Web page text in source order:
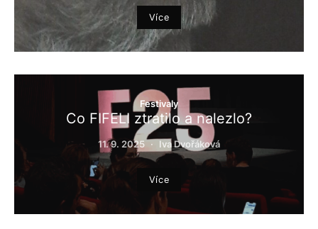
Více
Festivaly
Co FIFELI ztratilo a nalezlo?
11. 9. 2025 Iva Dvořáková
Více